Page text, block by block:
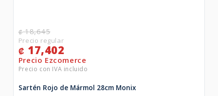
₡18,645
₡ 17,402
Sartén Rojo de Mármol 28cm Monix